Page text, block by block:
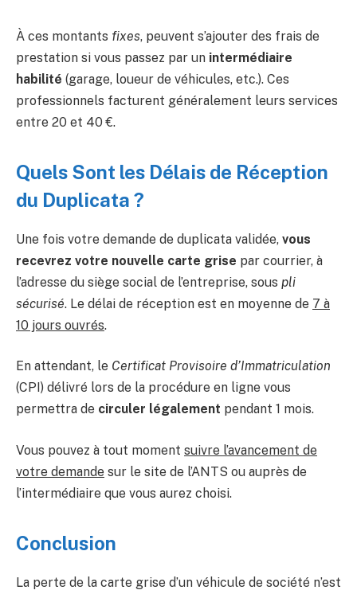
À ces montants fixes, peuvent s’ajouter des frais de
prestation si vous passez par un intermédiaire
habilité (garage, loueur de véhicules, etc.). Ces
professionnels facturent généralement leurs services
entre 20 et 40 €.
Quels Sont les Délais de Réception
du Duplicata ?
Une fois votre demande de duplicata validée, vous
recevrez votre nouvelle carte grise par courrier, à
l’adresse du siège social de l’entreprise, sous pli
sécurisé. Le délai de réception est en moyenne de 7 à
10 jours ouvrés.
En attendant, le Certificat Provisoire d’Immatriculation
(CPI) délivré lors de la procédure en ligne vous
permettra de circuler légalement pendant 1 mois.
Vous pouvez à tout moment suivre l’avancement de
votre demande sur le site de l’ANTS ou auprès de
l’intermédiaire que vous aurez choisi.
Conclusion
La perte de la carte grise d’un véhicule de société n’est